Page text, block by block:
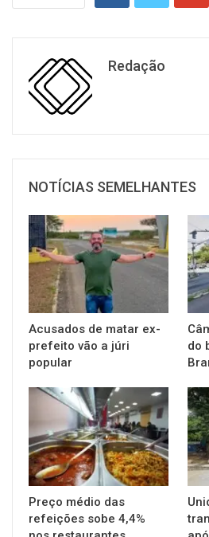
Redação
NOTÍCIAS SEMELHANTES
Acusados de matar ex-
prefeito vão a júri
popular
do
Preço médio das
refeições sobe 4,4%